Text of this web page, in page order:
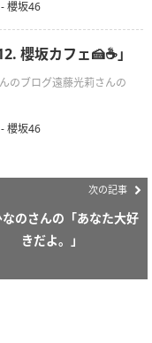
櫻坂46
櫻坂カフェ🍰☕️」
のブログ遠藤光莉さんの
櫻坂46
次の記事
なのさんの「あなた大好
きだよ。」